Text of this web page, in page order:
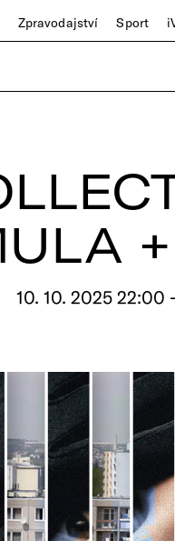
Zpravodajství Sport
10. 10. 2025 22:00